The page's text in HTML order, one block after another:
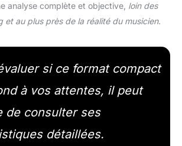
analyse complète et objective, loin des
et au plus près de la réalité du musicien.
si ce format compact
à vos attentes, il peut
de consulter ses
détaillées.